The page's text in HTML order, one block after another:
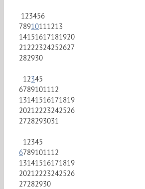
1 23456
7891011 1213
14151617181920
21 222324252627
282930
1 2345
67891011 12
13141516171819
2021 2223242526
2728293031
1 2345
67891011 12
13141516171819
2021 2223242526
27282930